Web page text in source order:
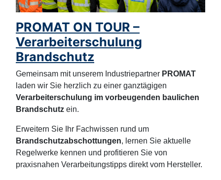
PROMAT ON TOUR –
Verarbeiterschulung
Brandschutz
Gemeinsam mit unserem Industriepartner PROMAT
laden wir Sie herzlich zu einer ganztägigen
Verarbeiterschulung im vorbeugenden baulichen
Brandschutz ein.
Erweitern Sie Ihr Fachwissen rund um
Brandschutzabschottungen, lernen Sie aktuelle
Regelwerke kennen und profitieren Sie von
praxisnahen Verarbeitungstipps direkt vom Hersteller.